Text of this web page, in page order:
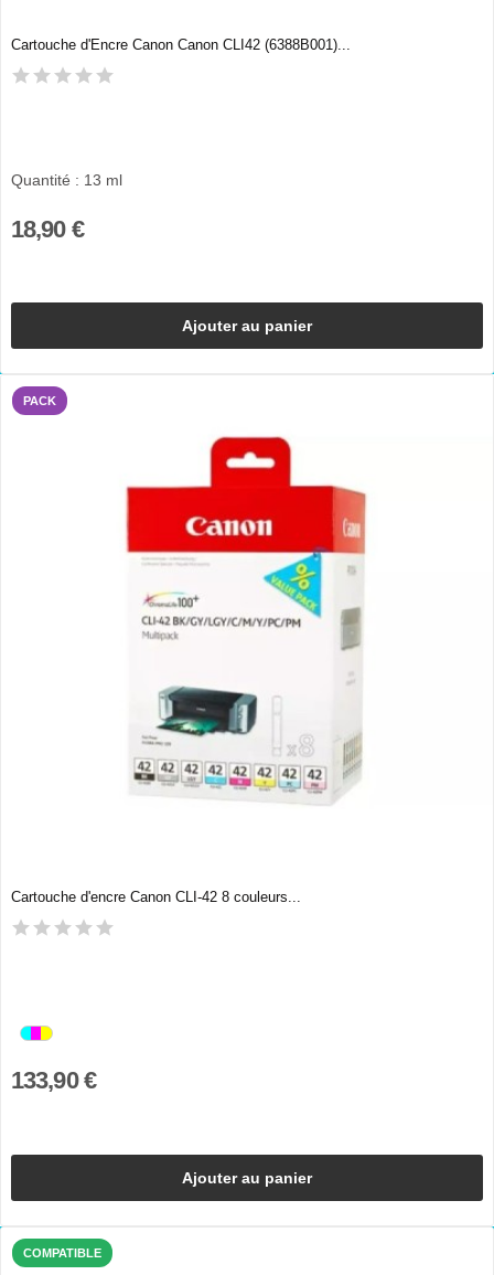
Cartouche d'Encre Canon Canon CLI42 (6388B001)...
Quantité : 13 ml
18,90 €
Ajouter au panier
PACK
Cartouche d'encre Canon CLI-42 8 couleurs...
133,90 €
Ajouter au panier
COMPATIBLE